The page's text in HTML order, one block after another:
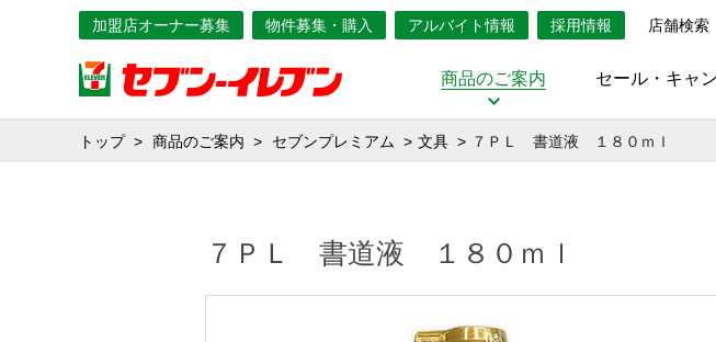
加盟店オーナー募集 物件募集・購入 アルバイト情報 採用情報 店舗検索
商品のご案内 セール・キャ
トップ 商品のご案内 セブンプレミアム 文具 ７ＰＬ 書道液 １８０ｍｌ
７ＰＬ 書道液 １８０ｍｌ